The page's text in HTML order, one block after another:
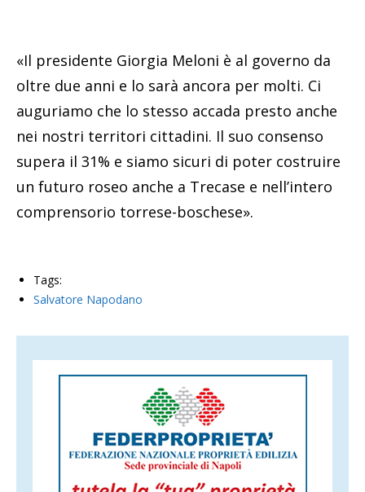
«Il presidente Giorgia Meloni è al governo da
oltre due anni e lo sarà ancora per molti. Ci
auguriamo che lo stesso accada presto anche
nei nostri territori cittadini. Il suo consenso
supera il 31% e siamo sicuri di poter costruire
un futuro roseo anche a Trecase e nell’intero
comprensorio torrese-boschese».
Tags:
Salvatore Napodano